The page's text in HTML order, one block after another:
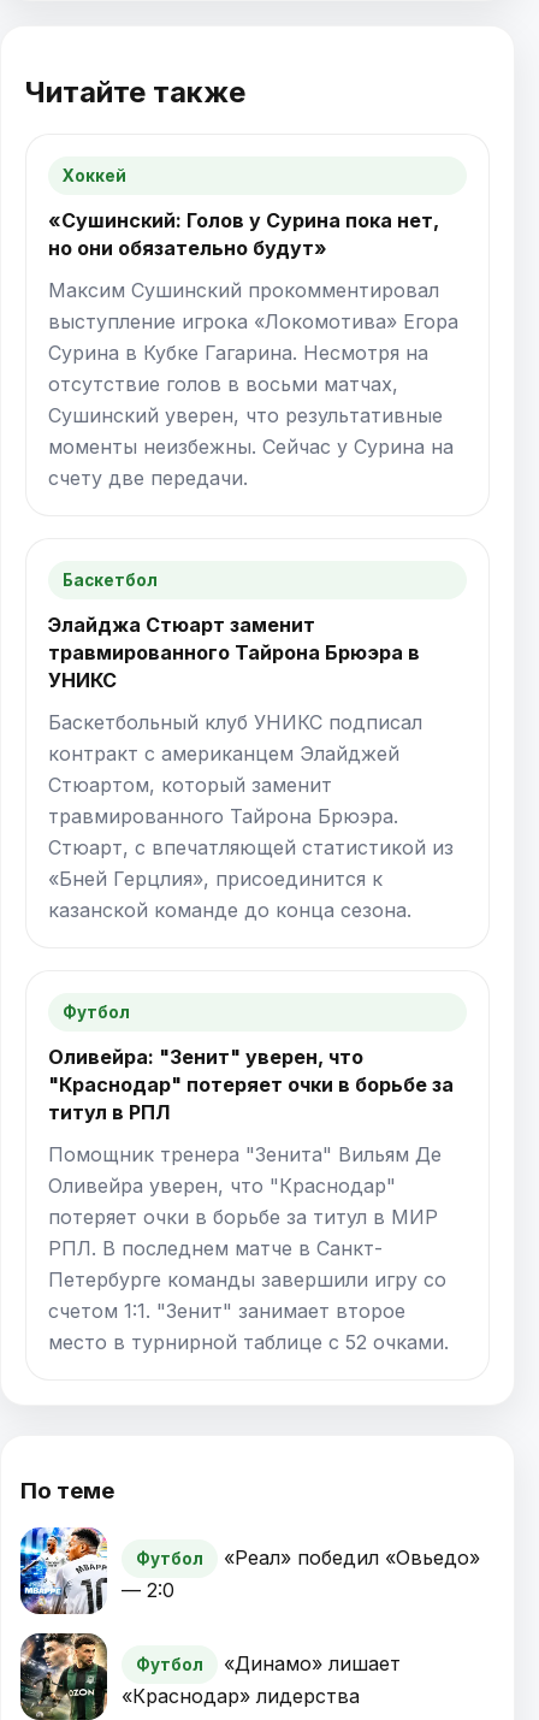
Читайте также
Хоккей
«Сушинский: Голов у Сурина пока нет,
но они обязательно будут»
Максим Сушинский прокомментировал
выступление игрока «Локомотива» Егора
Сурина в Кубке Гагарина. Несмотря на
отсутствие голов в восьми матчах,
Сушинский уверен, что результативные
моменты неизбежны. Сейчас у Сурина на
счету две передачи.
Баскетбол
Элайджа Стюарт заменит
травмированного Тайрона Брюэра в
УНИКС
Баскетбольный клуб УНИКС подписал
контракт с американцем Элайджей
Стюартом, который заменит
травмированного Тайрона Брюэра.
Стюарт, с впечатляющей статистикой из
«Бней Герцлия», присоединится к
казанской команде до конца сезона.
Футбол
Оливейра: "Зенит" уверен, что
"Краснодар" потеряет очки в борьбе за
титул в РПЛ
Помощник тренера "Зенита" Вильям Де
Оливейра уверен, что "Краснодар"
потеряет очки в борьбе за титул в МИР
РПЛ. В последнем матче в Санкт-
Петербурге команды завершили игру со
счетом 1:1. "Зенит" занимает второе
место в турнирной таблице с 52 очками.
По теме
Футбол
«Реал» победил «Овьедо»
— 2:0
Футбол
«Динамо» лишает
«Краснодар» лидерства